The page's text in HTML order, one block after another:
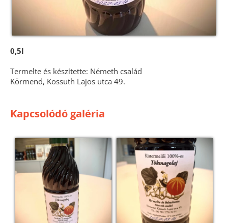
0,5l
Termelte és készítette: Németh család
Körmend, Kossuth Lajos utca 49.
Kapcsolódó galéria